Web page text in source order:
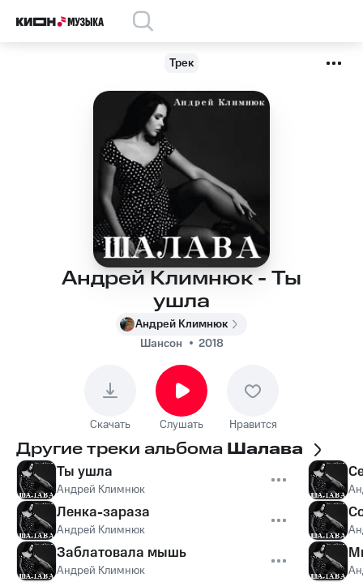
Трек
Андрей Климнюк - Ты
ушла
Андрей Климнюк
Шансон
2018
Скачать Слушать Нравится
Другие треки альбома Шалава
Ты ушла
Андрей Климнюк
Ленка-зараза
Андрей Климнюк
Заблатовала мышь
Андрей Климнюк